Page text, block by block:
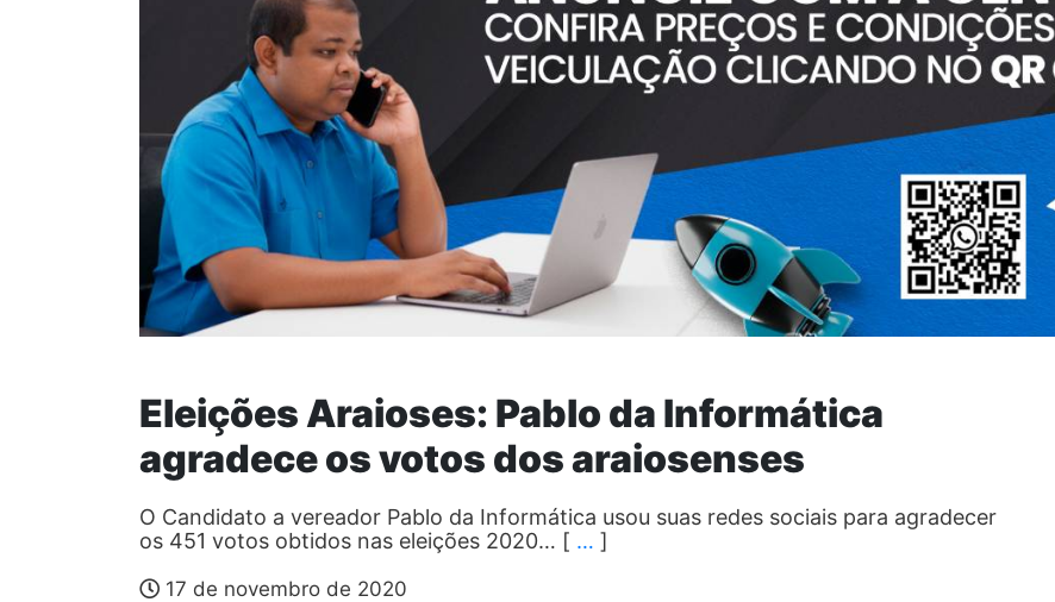
Eleições Araioses: Pablo da Informática
agradece os votos dos araiosenses
O Candidato a vereador Pablo da Informática usou suas redes sociais para agradecer
os 451 votos obtidos nas eleições 2020… [ … ]
17 de novembro de 2020